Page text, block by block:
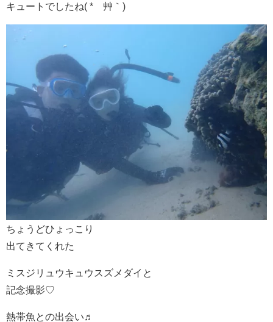
キュートでしたね( *´艸｀)
ちょうどひょっこり
出てきてくれた
ミスジリュウキュウスズメダイと
記念撮影♡
熱帯魚との出会い♬